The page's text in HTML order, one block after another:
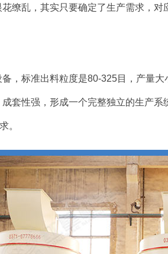
缭乱，其实只要确定了生产需求，
备，标准出料粒度是80-325目，产量
套性强，形成一个完整独立的生产
。